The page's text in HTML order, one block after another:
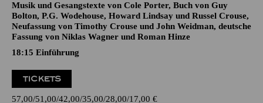
Musik und Gesangstexte von Cole Porter, Buch von Guy
Bolton, P.G. Wodehouse, Howard Lindsay und Russel Crouse,
Neufassung von Timothy Crouse und John Weidman, deutsche
Fassung von Niklas Wagner und Roman Hinze
18:15 Einführung
TICKETS
57,00 51,00 42,00 35,00 28,00 17,00 €